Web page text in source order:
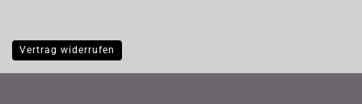
Vertrag widerrufen